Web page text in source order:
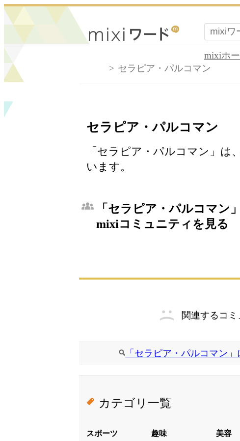
mixiホ
セラピア・パルコマン
セラピア・パルコマン
「セラピア・パルコマン」は
います。
「セラピア・パルコマン
mixiコミュニティを見る
関連するコ
「セラピア・パルコマン
カテゴリ一覧
スポーツ 趣味 美容